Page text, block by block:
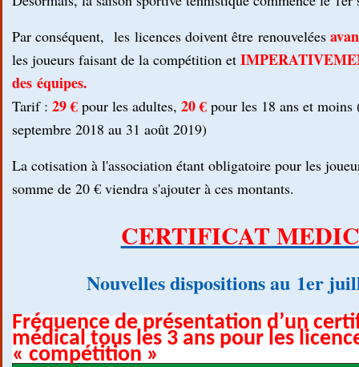
Par conséquent, les licences doivent être renouvelées
les joueurs faisant de la compétition et
des équipes.
Tarif : 29 € pour les adultes, 20 € pour les 18 ans et moins
septembre 2018 au 31 août 2019)
La cotisation à l'association étant obligatoire pour les
somme de 20 € viendra s'ajouter à ces montants.
CERTIFICAT
Nouvelles dispositions au 1er
Fréquence de présentation d’un
médicaltous les 3 ans pour les
« compétition »